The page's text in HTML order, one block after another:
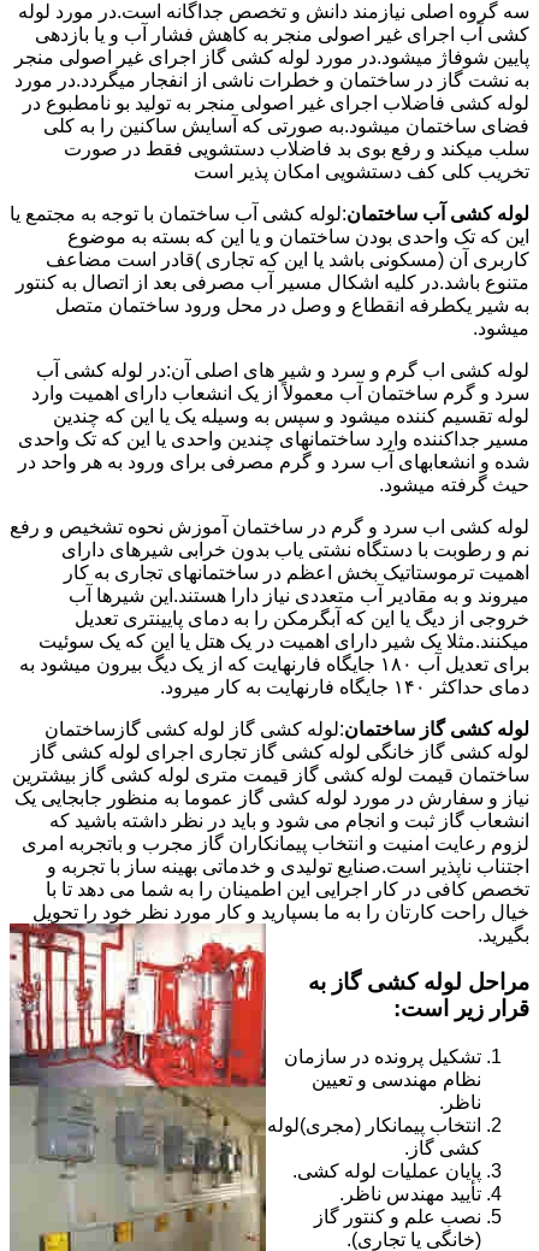
سه گروه اصلی نیازمند دانش و تخصص جداگانه است.در مورد لوله
کشی آب اجرای غیر اصولی منجر به کاهش فشار آب و یا بازدهی
پایین شوفاژ میشود.در مورد لوله کشی گاز اجرای غیر اصولی منجر
به نشت گاز در ساختمان و خطرات ناشی از انفجار میگردد.در مورد
لوله کشی فاضلاب اجرای غیر اصولی منجر به تولید بو نامطبوع در
فضای ساختمان میشود.به صورتی که آسایش ساکنین را به کلی
سلب میکند و رفع بوی بد فاضلاب دستشویی فقط در صورت
تخریب کلی کف دستشویی امکان پذیر است
لوله کشی آب ساختمان:لوله کشی آب ساختمان با توجه به مجتمع یا
این که تک واحدی بودن ساختمان و یا این که بسته به موضوع
کاربری آن (مسکونی باشد یا این که تجاری )قادر است مضاعف
متنوع باشد.در کلیه اشکال مسیر آب مصرفی بعد از اتصال به کنتور
به شیر یکطرفه انقطاع و وصل در محل ورود ساختمان متصل
میشود.
لوله کشی اب گرم و سرد و شیر های اصلی آن:در لوله کشی آب
سرد و گرم ساختمان آب معمولاً از یک انشعاب دارای اهمیت وارد
لوله تقسیم کننده میشود و سپس به وسیله یک یا این که چندین
مسیر جداکننده وارد ساختمانهای چندین واحدی یا این که تک واحدی
شده و انشعابهای آب سرد و گرم مصرفی برای ورود به هر واحد در
حیث گرفته میشود.
لوله کشی اب سرد و گرم در ساختمان آموزش نحوه تشخیص و رفع
نم و رطوبت با دستگاه نشتی یاب بدون خرابی شیرهای دارای
اهمیت ترموستاتیک بخش اعظم در ساختمانهای تجاری به کار
میروند و به مقادیر آب متعددی نیاز دارا هستند.این شیرها آب
خروجی از دیگ یا این که آبگرمکن را به دمای پایینتری تعدیل
میکنند.مثلا یک شیر دارای اهمیت در یک هتل یا این که یک سوئیت
برای تعدیل آب ۱۸۰ جایگاه فارنهایت که از یک دیگ بیرون میشود به
دمای حداکثر ۱۴۰ جایگاه فارنهایت به کار میرود.
لوله کشی گاز ساختمان:لوله کشی گاز لوله کشی گازساختمان
لوله کشی گاز خانگی لوله کشی گاز تجاری اجرای لوله کشی گاز
ساختمان قیمت لوله کشی گاز قیمت متری لوله کشی گاز بیشترین
نیاز و سفارش در مورد لوله کشی گاز عموما به منظور جابجایی یک
انشعاب گاز ثبت و انجام می شود و باید در نظر داشته باشید که
لزوم رعایت امنیت و انتخاب پیمانکاران گاز مجرب و باتجربه امری
اجتناب ناپذیر است.صنایع تولیدی و خدماتی بهینه ساز با تجربه و
تخصص کافی در کار اجرایی این اطمینان را به شما می دهد تا با
خیال راحت کارتان را به ما بسپارید و کار مورد نظر خود را تحویل
بگیرید.
مراحل لوله کشی گاز به
قرار زیر است:
تشکیل پرونده در سازمان
نظام مهندسی و تعیین
ناظر.
انتخاب پیمانکار (مجری)لوله
کشی گاز.
پایان عملیات لوله کشی.
تأیید مهندس ناظر.
نصب علم و کنتور گاز
(خانگی یا تجاری).